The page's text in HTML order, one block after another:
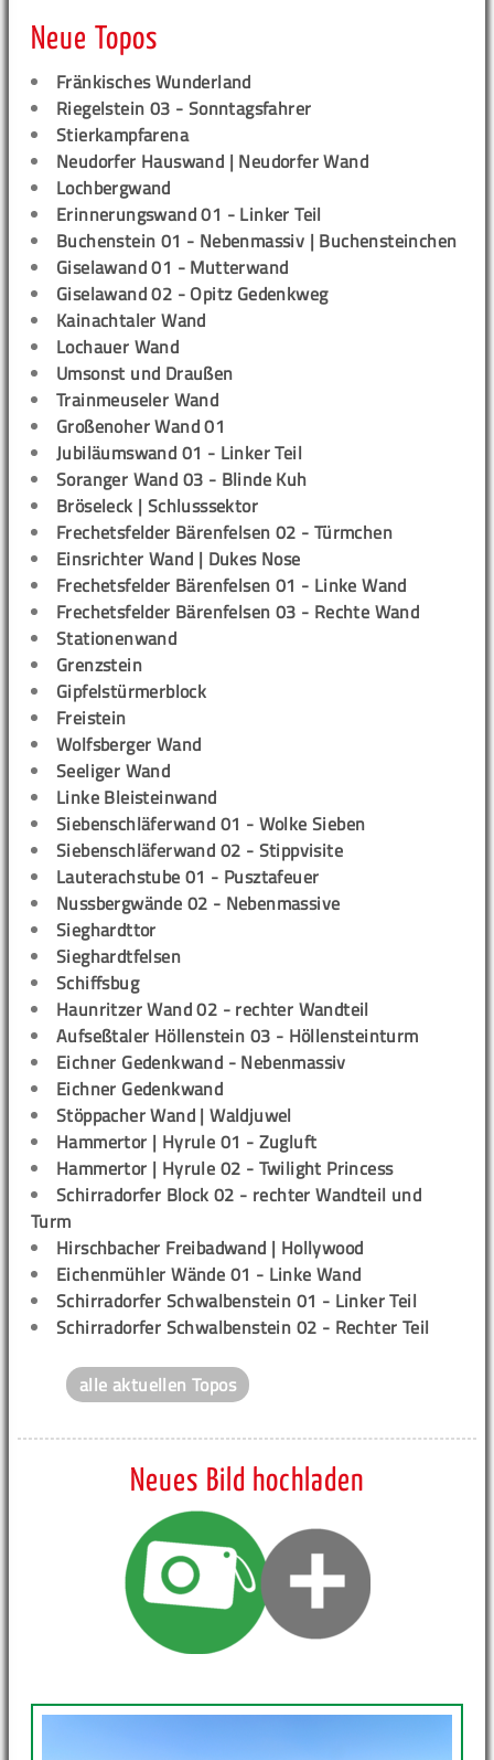
Neue Topos
Fränkisches Wunderland
Riegelstein 03 - Sonntagsfahrer
Stierkampfarena
Neudorfer Hauswand | Neudorfer Wand
Lochbergwand
Erinnerungswand 01 - Linker Teil
Buchenstein 01 - Nebenmassiv | Buchensteinchen
Giselawand 01 - Mutterwand
Giselawand 02 - Opitz Gedenkweg
Kainachtaler Wand
Lochauer Wand
Umsonst und Draußen
Trainmeuseler Wand
Großenoher Wand 01
Jubiläumswand 01 - Linker Teil
Soranger Wand 03 - Blinde Kuh
Bröseleck | Schlusssektor
Frechetsfelder Bärenfelsen 02 - Türmchen
Einsrichter Wand | Dukes Nose
Frechetsfelder Bärenfelsen 01 - Linke Wand
Frechetsfelder Bärenfelsen 03 - Rechte Wand
Stationenwand
Grenzstein
Gipfelstürmerblock
Freistein
Wolfsberger Wand
Seeliger Wand
Linke Bleisteinwand
Siebenschläferwand 01 - Wolke Sieben
Siebenschläferwand 02 - Stippvisite
Lauterachstube 01 - Pusztafeuer
Nussbergwände 02 - Nebenmassive
Sieghardttor
Sieghardtfelsen
Schiffsbug
Haunritzer Wand 02 - rechter Wandteil
Aufseßtaler Höllenstein 03 - Höllensteinturm
Eichner Gedenkwand - Nebenmassiv
Eichner Gedenkwand
Stöppacher Wand | Waldjuwel
Hammertor | Hyrule 01 - Zugluft
Hammertor | Hyrule 02 - Twilight Princess
Schirradorfer Block 02 - rechter Wandteil und
Turm
Hirschbacher Freibadwand | Hollywood
Eichenmühler Wände 01 - Linke Wand
Schirradorfer Schwalbenstein 01 - Linker Teil
Schirradorfer Schwalbenstein 02 - Rechter Teil
alle aktuellen Topos
Neues Bild hochladen